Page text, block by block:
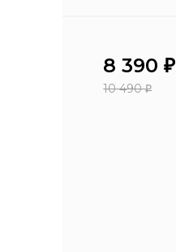
8 390₽
10 490₽